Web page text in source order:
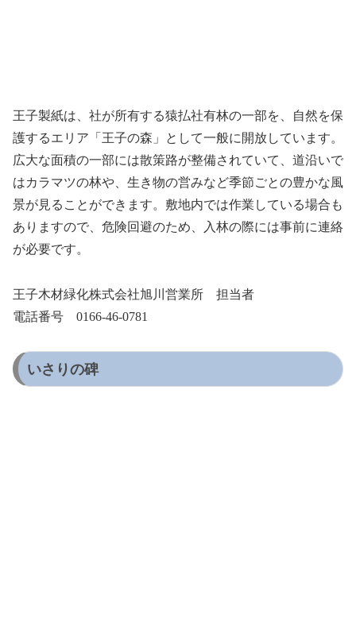
王子製紙は、社が所有する猿払社有林の一部を、自然を保
護するエリア「王子の森」として一般に開放しています。
広大な面積の一部には散策路が整備されていて、道沿いで
はカラマツの林や、生き物の営みなど季節ごとの豊かな風
景が見ることができます。敷地内では作業している場合も
ありますので、危険回避のため、入林の際には事前に連絡
が必要です。
王子木材緑化株式会社旭川営業所 担当者
電話番号 0166-46-0781
いさりの碑